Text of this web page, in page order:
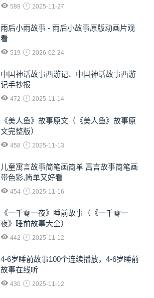
589 2025-11-27
雨后小雨故事 - 雨后小故事原版动画片观
看
519 2026-02-24
中国神话故事西游记、中国神话故事西游
记手抄报
472 2025-11-14
《美人鱼》故事原文（《美人鱼》故事原
文完整版）
458 2025-11-13
儿童寓言故事简笔画简单 寓言故事简笔画
带色彩,简单又好看
454 2025-11-16
《一千零一夜》睡前故事（《一千零一
夜》睡前故事大全）
442 2025-11-12
4-6岁睡前故事100个连续播放，4-6岁睡前
故事在线听
430 2025-11-12